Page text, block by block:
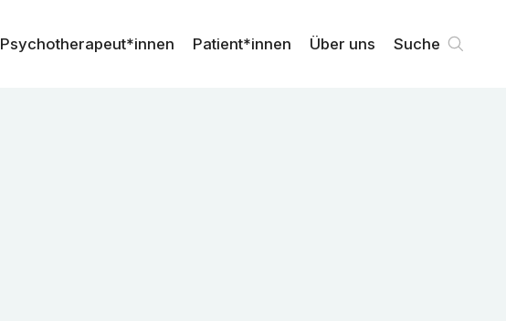
Psycho­therapeut*innen Patient*innen Über uns Suche